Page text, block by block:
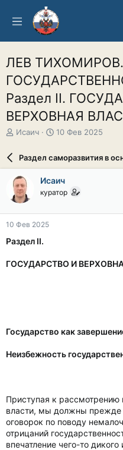
ЛЕВ
Раздел II.
ВЕРХОВНАЯ
А
о
р
т
е
м
ы
Исаич
Д
а
а
ч
л
10 Фев 2025
Раздел саморазвития в
Исаич
куратор
10 Фев 2025
Раздел II.
ГОСУДАРСТВО И
Государство как
Неизбежность
Приступая к рассмотрению
власти, мы должны прежде
оговорок по поводу
отрицаний
впечатление чего-то